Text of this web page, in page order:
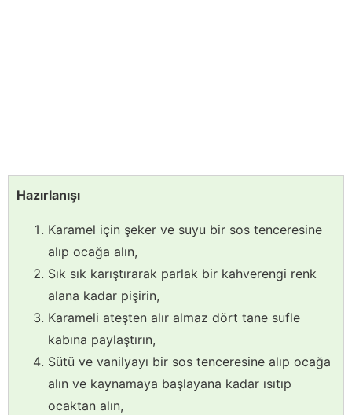
Hazırlanışı
Karamel için şeker ve suyu bir sos tenceresine
alıp ocağa alın,
Sık sık karıştırarak parlak bir kahverengi renk
alana kadar pişirin,
Karameli ateşten alır almaz dört tane sufle
kabına paylaştırın,
Sütü ve vanilyayı bir sos tenceresine alıp ocağa
alın ve kaynamaya başlayana kadar ısıtıp
ocaktan alın,